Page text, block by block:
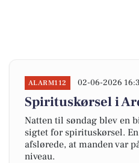
ALARM112 02-06-2026
Spirituskørsel i
Natten til søndag blev en
sigtet for spirituskørsel.
afslørede, at manden var
niveau.